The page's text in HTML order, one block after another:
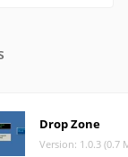
Drop Zone
Version: 1.0.3 (0.7